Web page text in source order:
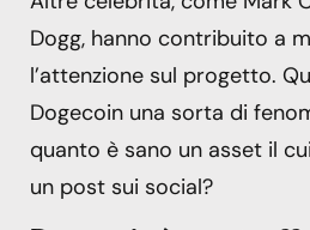
Dogg, hanno contribuito a
l’attenzione sul progetto.
Dogecoin una sorta di
quanto è sano un asset il
un post sui social?